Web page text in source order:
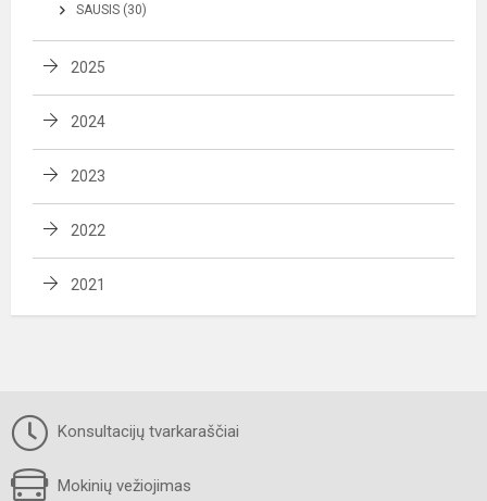
SAUSIS (30)
2025
2024
2023
2022
2021
Konsultacijų tvarkaraščiai
Mokinių vežiojimas